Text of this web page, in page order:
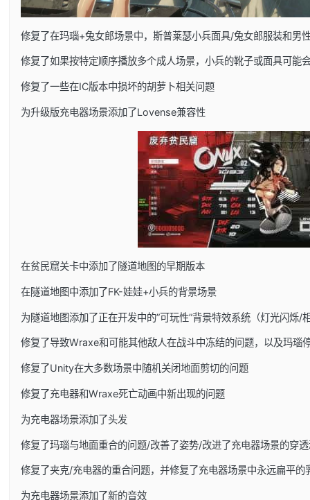
修复了在玛瑙+兔女郎场景中，斯普莱瑟小兵面具/兔女郎服装和男
修复了如果按特定顺序播放多个成人场景，小兵的靴子或面具可能
修复了一些在IC版本中损坏的胡萝卜相关问题
为升级版充电器场景添加了Lovense兼容性
在贫民窟关卡中添加了隧道地图的早期版本
在隧道地图中添加了FK-娃娃+小兵的背景场景
为隧道地图添加了正在开发中的”可玩性”背景特效系统（灯光闪烁/
修复了导致Wraxe和可能其他敌人在战斗中冻结的问题，以及玛瑙
修复了Unity在大多数场景中随机关闭地面剪切的问题
修复了充电器和Wraxe死亡动画中新出现的问题
为充电器场景添加了头发
修复了玛瑙与地面重合的问题/改善了姿势/改进了充电器场景的穿
修复了夹克/充电器的重合问题，并修复了充电器场景中永远扁平的
为充电器场景添加了新的音效